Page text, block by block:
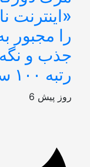
«اینترنت
را مجبور
جذب و
رتبه ۱۰۰ سقوط کرد
6 روز پیش